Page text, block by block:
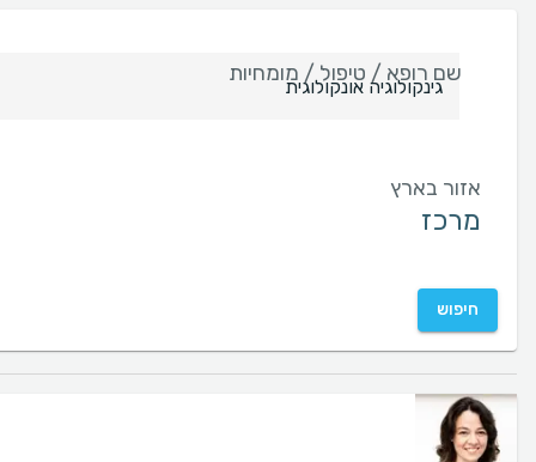
שם רופא / טיפול / מומחיות
אזור בארץ
חיפוש